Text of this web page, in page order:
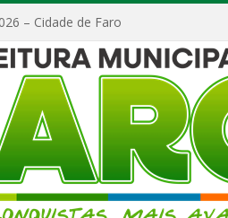
– Cidade de Faro